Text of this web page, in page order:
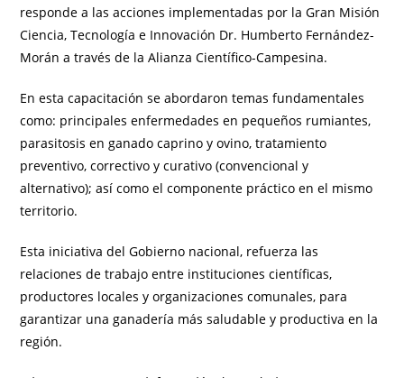
responde a las acciones implementadas por la Gran Misión
Ciencia, Tecnología e Innovación Dr. Humberto Fernández-
Morán a través de la Alianza Científico-Campesina.
En esta capacitación se abordaron temas fundamentales
como: principales enfermedades en pequeños rumiantes,
parasitosis en ganado caprino y ovino, tratamiento
preventivo, correctivo y curativo (convencional y
alternativo); así como el componente práctico en el mismo
territorio.
Esta iniciativa del Gobierno nacional, refuerza las
relaciones de trabajo entre instituciones científicas,
productores locales y organizaciones comunales, para
garantizar una ganadería más saludable y productiva en la
región.